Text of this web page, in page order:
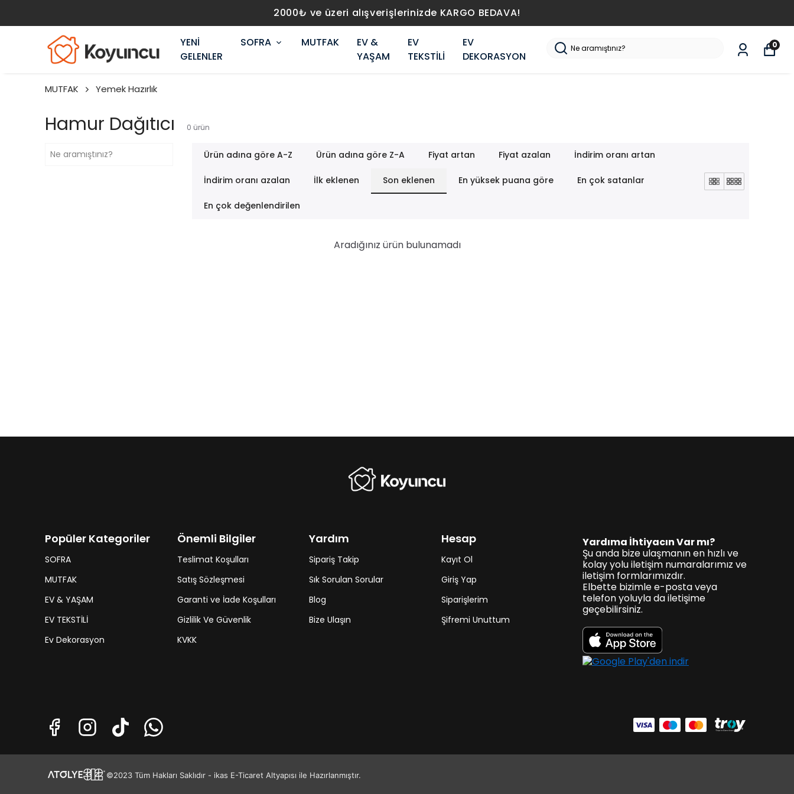
YENİ
GELENLER
SOFRA MUTFAK
EV &
YAŞAM
EV
TEKSTİLİ
EV
DEKORASYON
0
MUTFAK Yemek Hazırlık
Hamur Dağıtıcı 0 ürün
Ürün adına göre A-Z Ürün adına göre Z-A Fiyat artan Fiyat azalan İndirim oranı artan
İndirim oranı azalan İlk eklenen Son eklenen En yüksek puana göre En çok satanlar
En çok değenlendirilen
Aradığınız ürün bulunamadı
Popüler Kategoriler
SOFRA
MUTFAK
EV & YAŞAM
EV TEKSTİLİ
Ev Dekorasyon
Önemli Bilgiler
Teslimat Koşulları
Satış Sözleşmesi
Garanti ve İade Koşulları
Gizlilik Ve Güvenlik
KVKK
Yardım
Sipariş Takip
Sık Sorulan Sorular
Blog
Bize Ulaşın
Hesap
Kayıt Ol
Giriş Yap
Siparişlerim
Şifremi Unuttum
Yardıma İhtiyacın Var mı?
Şu anda bize ulaşmanın en hızlı ve
kolay yolu iletişim numaralarımız ve
iletişim formlarımızdır.
Elbette bizimle e-posta veya
telefon yoluyla da iletişime
geçebilirsiniz.
©2023 Tüm Hakları Saklıdır - ikas E-Ticaret Altyapısı ile Hazırlanmıştır.